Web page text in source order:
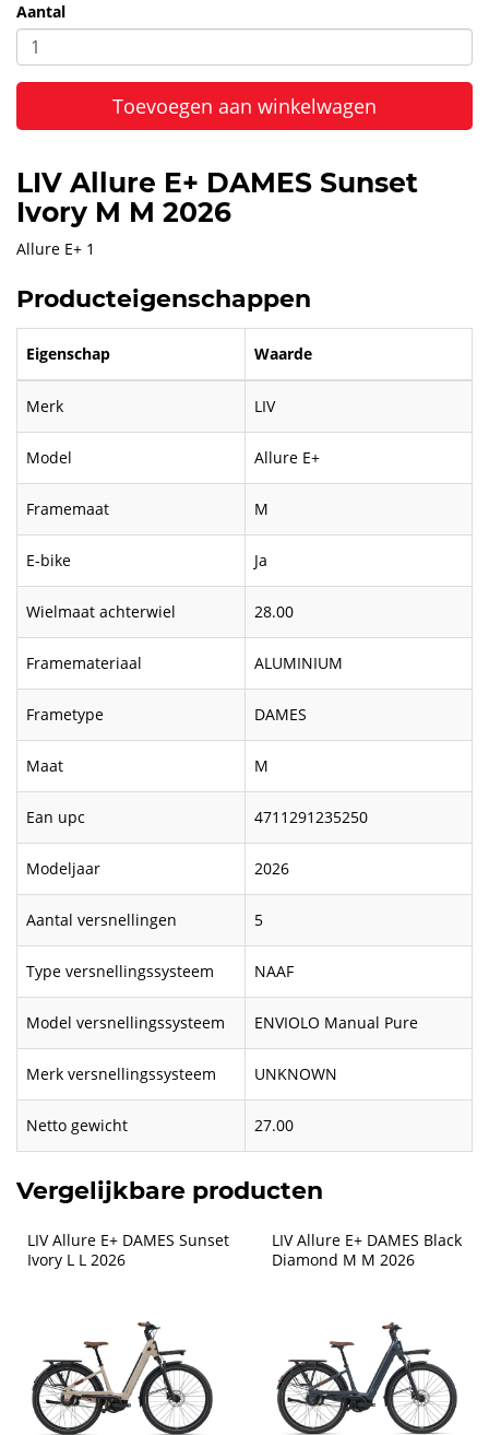
Aantal
Toevoegen aan winkelwagen
LIV Allure E+ DAMES Sunset
Ivory M M 2026
Allure E+ 1
Producteigenschappen
Eigenschap Waarde
Merk LIV
Model Allure E+
Framemaat M
E-bike Ja
Wielmaat achterwiel 28.00
Framemateriaal ALUMINIUM
Frametype DAMES
Maat M
Ean upc 4711291235250
Modeljaar 2026
Aantal versnellingen 5
Type versnellingssysteem NAAF
Model versnellingssysteem ENVIOLO Manual Pure
Merk versnellingssysteem UNKNOWN
Netto gewicht 27.00
Vergelijkbare producten
LIV Allure E+ DAMES Sunset
Ivory L L 2026
LIV Allure E+ DAMES Black
Diamond M M 2026